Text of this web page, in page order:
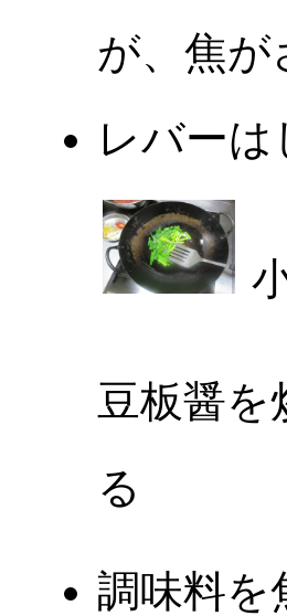
が、焦
レバー
豆板醤を
る
調味料を